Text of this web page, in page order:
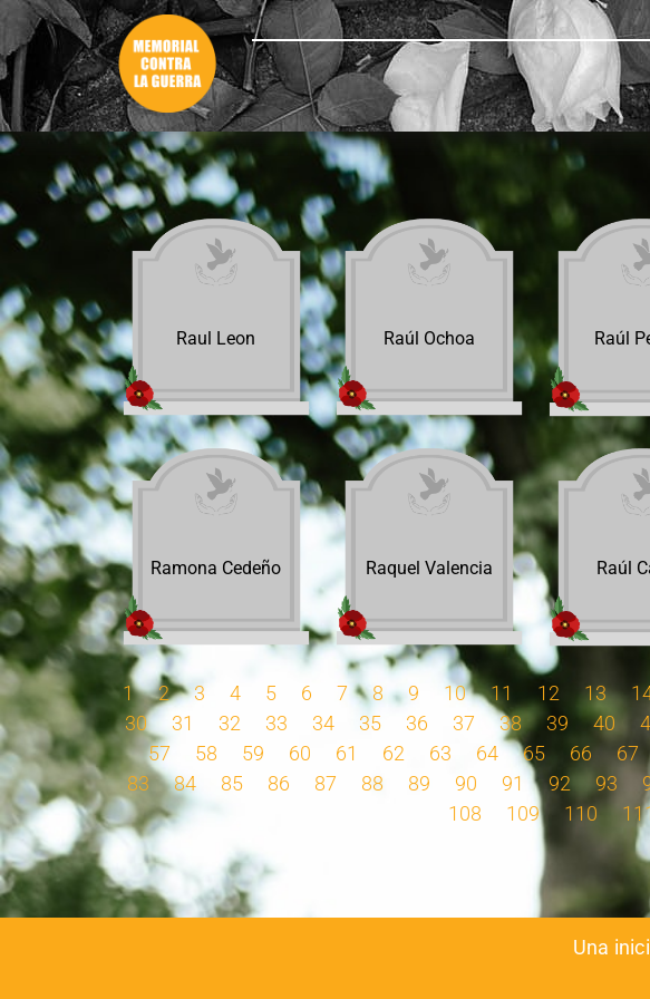
Raul Leon Raúl Ochoa Raúl
Ramona Cedeño Raquel Valencia Raúl
1 2 3 4 5 6 7 8 9 10 11 12 13
30
31 32 33 34 35 36 37 38 39 40
57
58 59 60 61 62 63 64 65 66 67
83
84 85 86 87 88 89 90 91 92 93
108
109 110
Una